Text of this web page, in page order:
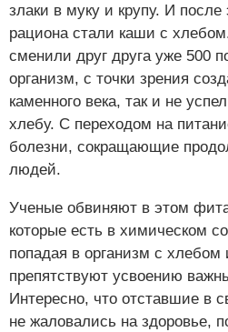
злаки в муку и крупу. И после
рациона стали каши с
сменили друг друга уже 500
организм, с точки зрения
каменного века, так и не
хлебу. С переходом на
болезни, сокращающие
людей.
Ученые обвиняют в этом
которые есть в химическом
попадая в организм с
препятствуют усвоению
Интересно, что отставшие в
не жаловались на здоровье,